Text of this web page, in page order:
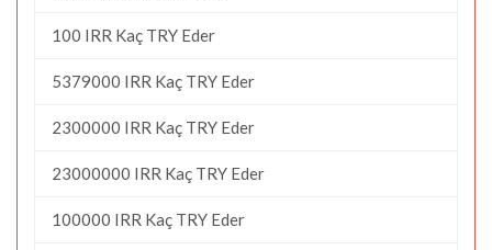
100 IRR Kaç TRY Eder
5379000 IRR Kaç TRY Eder
2300000 IRR Kaç TRY Eder
23000000 IRR Kaç TRY Eder
100000 IRR Kaç TRY Eder